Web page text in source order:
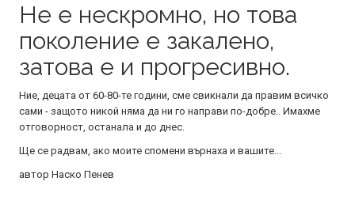
Не е нескромно, но това
поколение е закалено,
затова е и прогресивно.
Ние, децата от 60-80-те години, сме свикнали да правим всичко
сами - защото никой няма да ни го направи по-добре.. Имахме
отговорност, останала и до днес.
Ще се радвам, ако моите спомени върнаха и вашите...
автор Наско Пенев